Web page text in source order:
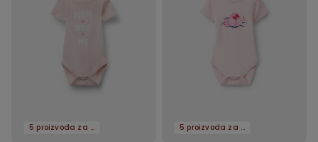
5 proizvoda za -70% 5 proizvoda za -70%